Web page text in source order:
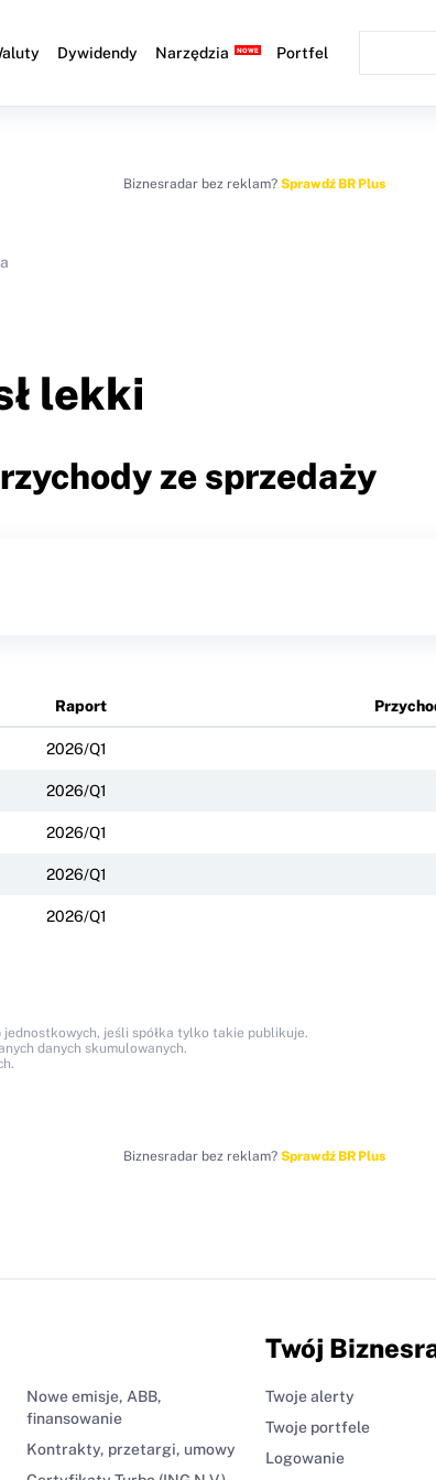
Dywidendy Narzędzia Portfel
Biznesradar bez reklam? Sprawdź BR Plus
lekki
ze sprzedaży
Raport
2026/Q1
2026/Q1
2026/Q1
2026/Q1
2026/Q1
jeśli spółka tylko takie publikuje.
danych skumulowanych.
Biznesradar bez reklam? Sprawdź BR Plus
Nowe emisje, ABB,
finansowanie
Kontrakty, przetargi, umowy
Twój
Twoje alerty
Twoje portfele
Logowanie